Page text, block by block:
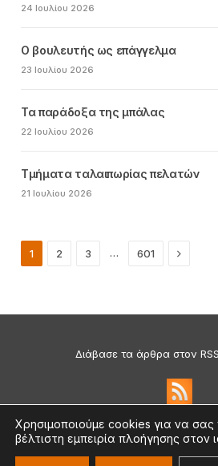
24 Ιουλίου 2026
Ο βουλευτής ως επάγγελμα
23 Ιουλίου 2026
Τα παράδοξα της μπάλας
22 Ιουλίου 2026
Τμήματα ταλαιπωρίας πελατών
21 Ιουλίου 2026
1 2 3 … 601 Next
Διάβασε τα άρθρα στον
Πολιτική Απορρήτου
©2026 medium.gr | Designed &
Χρησιμοποιούμε cookies για να
βέλτιστη εμπειρία πλοήγησης στον